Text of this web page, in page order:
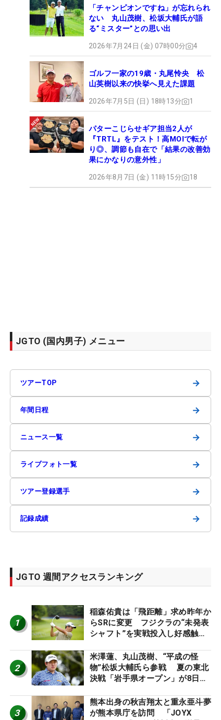
「チャンピオンですね」が忘れられ
ない 丸山茂樹、松坂大輔氏が語
る“ミスター”との思い出
2026年7月24日 (金) 07時00分 4
ゴルフ一家の19歳・丸尾怜央 松
山英樹以来の快挙へ見えた課題
2026年7月5日 (日) 18時13分 1
パターこじらせギア担当2人が
『TRTL』をテスト！高MOIで転が
り◎、調節も自在で「結果の改善効
果にかなりの意外性」
2026年8月7日 (金) 11時15分 18
JGTO (国内男子) メニュー
ツアーTOP →
年間日程 →
ニュース一覧 →
ライブフォト一覧 →
ツアー登録選手 →
記録成績 →
JGTO 週間アクセスランキング
1
稲森佑貴は「飛距離」求め昨年か
らSRに変更 フジクラの“未発表
シャフト”を実戦投入し好感触
ーのヒトネタ！】
2
米澤蓮、丸山茂樹、“平成の怪
物”松坂大輔氏ら参戦 夏の東北
決戦「岩手県オープン」が8日開
3
熊本出身の秋吉翔太と重永亜斗夢
が熊本県庁を訪問 「JOYX